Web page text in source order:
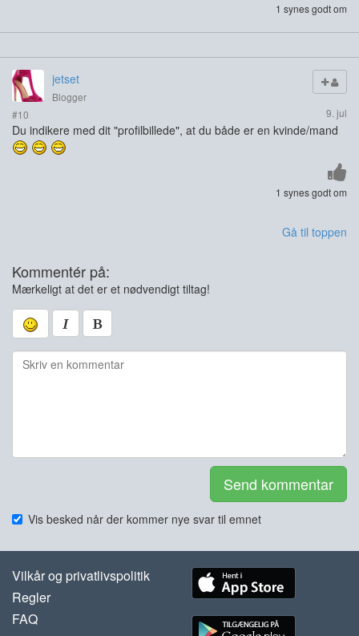
1 synes godt om
jetset
Blogger
#10
9. jul
Du indikere med dit "profilbillede", at du både er en kvinde/mand
1 synes godt om
Gå til toppen
Kommentér på:
Mærkeligt at det er et nødvendigt tiltag!
Send kommentar
Vis besked når der kommer nye svar til emnet
Vilkår og privatlivspolitik
Regler
FAQ